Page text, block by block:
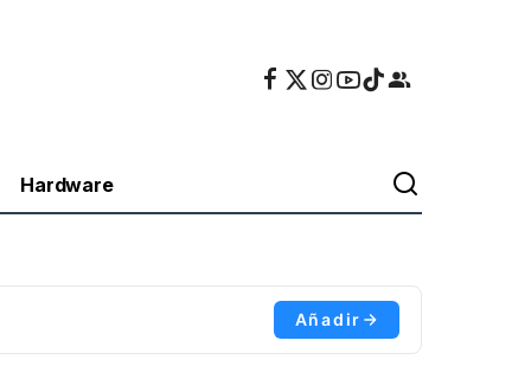
Hardware
Añadir